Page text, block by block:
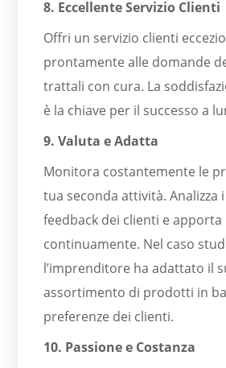
8. Eccellente Servizio Clienti
Offri un servizio clienti
prontamente alle domande
trattali con cura. La
è la chiave per il successo a
9. Valuta e Adatta
Monitora costantemente le
tua seconda attività. Analizza
feedback dei clienti e
continuamente. Nel caso
l’imprenditore ha adattato il
assortimento di prodotti in
preferenze dei clienti.
10. Passione e Costanza